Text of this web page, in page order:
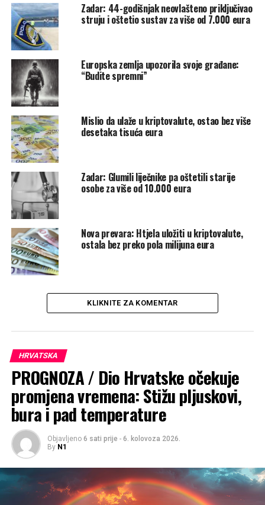
“Najvažnija poruka korisnicima bankarskih usluga je da
su lozinka i PIN isključivo njihovo vlasništvo i da ih
nijedna banka nikada neće tražiti da te podatke pošalju
putem e-maila, telefonski ili da ih ažuriraju preko
posrednika. Internetskom bankarstvu treba pristupati
isključivo putem službene stranice banaka i ne otvarati
pozivnice koji dolaze od neprovjerenih izvora”, kaže
rizici i upravljanje prijevarama u Addiko banci Ivan
Cvitan.
No votes yet.
POVEZANE TEME :
GRAĐANI
UP NEXT
Varaždin proširio uvjete za isplatu božićnica, ove godine
dobit će ih više ljudi
Što kaže statistika o ženama u Hrvatskoj? Potplaćene su
i loše zastupljene u vlasti, ali dominiraju u dva područja
Zadar: 44-godišnjak neovlašteno priključivao
struju i oštetio sustav za više od 7.000 eura
Europska zemlja upozorila svoje građane:
“Budite spremni”
Mislio da ulaže u kriptovalute, ostao bez više
desetaka tisuća eura
Zadar: Glumili liječnike pa oštetili starije
osobe za više od 10.000 eura
Nova prevara: Htjela uložiti u kriptovalute,
ostala bez preko pola milijuna eura
KLIKNITE ZA KOMENTAR
HRVATSKA
PROGNOZA / Dio Hrvatske očekuje
promjena vremena: Stižu pljuskovi,
bura i pad temperature
Objavljeno 6 sati prije - 6. kolovoza 2026.
By N1